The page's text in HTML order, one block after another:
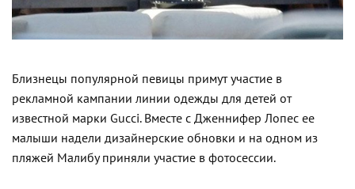
Близнецы популярной певицы примут участие в
рекламной кампании линии одежды для детей от
известной марки Gucci. Вместе с Дженнифер Лопес ее
малыши надели дизайнерские обновки и на одном из
пляжей Малибу приняли участие в фотосессии.